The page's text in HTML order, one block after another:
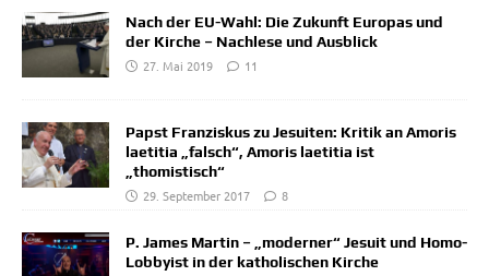
Nach der EU-Wahl: Die Zukunft Europas und
der Kirche – Nachlese und Ausblick
27. Mai 2019
11
Papst Franziskus zu Jesuiten: Kritik an Amoris
laetitia „falsch“, Amoris laetitia ist
„thomistisch“
29. September 2017
8
P. James Martin – „moderner“ Jesuit und Homo-
Lobbyist in der katholischen Kirche